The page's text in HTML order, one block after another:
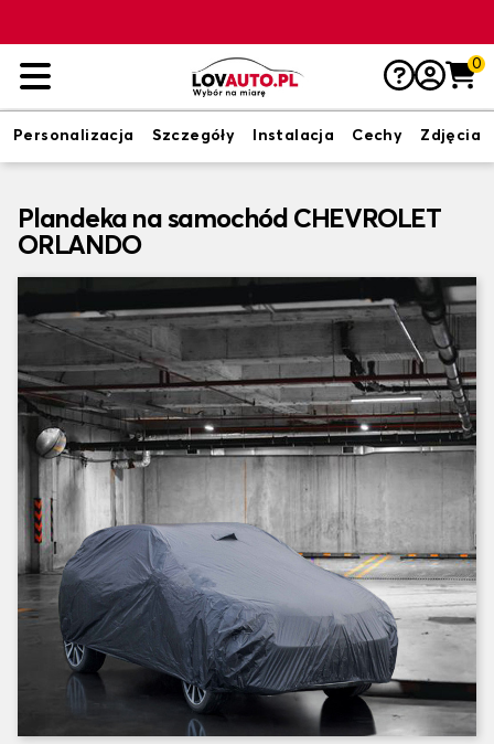
0
Personalizacja Szczegóły Instalacja Cechy Zdjęcia
Plandeka na samochód CHEVROLET
ORLANDO